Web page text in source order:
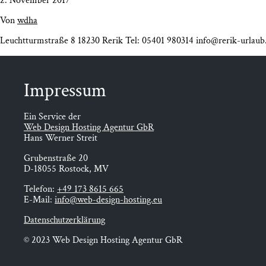
Vonwdha
Leucht­turm­stra­ße 8 18230 Rerik Tel: 05401 980314 info@rerik-
Impres­sum
Ein Service der
Web Design Hosting Agentur GbR
Hans Werner Streit
Grubenstraße 20
D-18055 Rostock, MV
Telefon: +49 173 8615 665
E-Mail: info@web-design-hosting.eu
Datenschutzerklärung
© 2023 Web Design Hosting Agentur GbR